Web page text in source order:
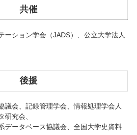
共催
ーション学会（JADS）、公立大学法人
後援
議会、記録管理学会、情報処理学会人
研究会、
データベース協議会、全国大学史資料